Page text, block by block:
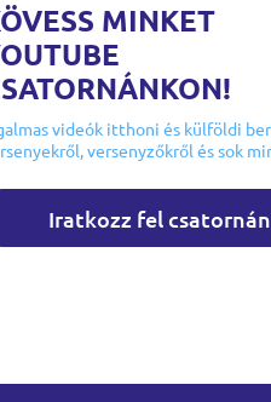
MINKET
videók itthoni és külföldi
versenyzőkről és sok
Iratkozz fel